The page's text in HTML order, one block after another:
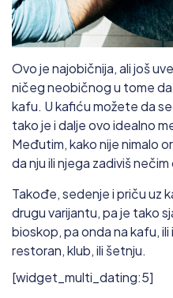
Ovo je najobičnija, ali još
ničeg neobičnog u tome
kafu. U kafiću možete da
tako je i dalje ovo idealno
Međutim, kako nije nimalo
da nju ili njega zadiviš nečim
Takođe, sedenje i priču uz
drugu varijantu, pa je tako
bioskop, pa onda na kafu,
restoran, klub, ili šetnju.
[widget_multi_dating:5]